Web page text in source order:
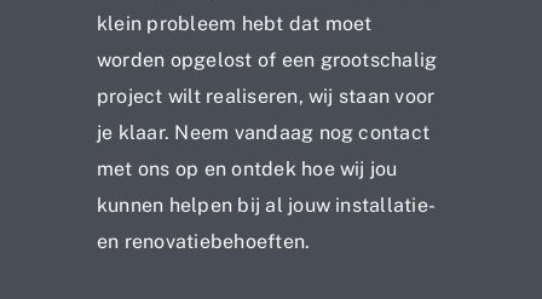
klein probleem hebt dat moet
worden opgelost of een grootschalig
project wilt realiseren, wij staan voor
je klaar. Neem vandaag nog contact
met ons op en ontdek hoe wij jou
kunnen helpen bij al jouw installatie-
en renovatiebehoeften.